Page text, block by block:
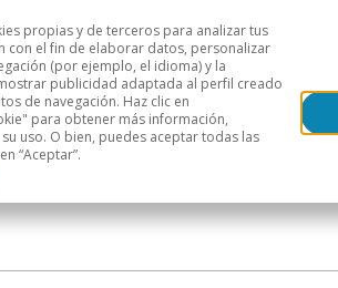
Áreas geográficas
propias y de terceros para analizar tus
con el fin de elaborar datos, personalizar
(por ejemplo, el idioma) y la
publicidad adaptada al perfil creado
de navegación. Haz clic en
para obtener más información,
uso. O bien, puedes aceptar todas las
“Aceptar”.